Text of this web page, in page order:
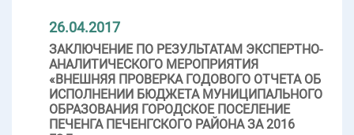
26.04.2017
ЗАКЛЮЧЕНИЕ ПО РЕЗУЛЬТАТАМ ЭКСПЕРТНО-
АНАЛИТИЧЕСКОГО МЕРОПРИЯТИЯ
«ВНЕШНЯЯ ПРОВЕРКА ГОДОВОГО ОТЧЕТА ОБ
ИСПОЛНЕНИИ БЮДЖЕТА МУНИЦИПАЛЬНОГО
ОБРАЗОВАНИЯ ГОРОДСКОЕ ПОСЕЛЕНИЕ
ПЕЧЕНГА ПЕЧЕНГСКОГО РАЙОНА ЗА 2016